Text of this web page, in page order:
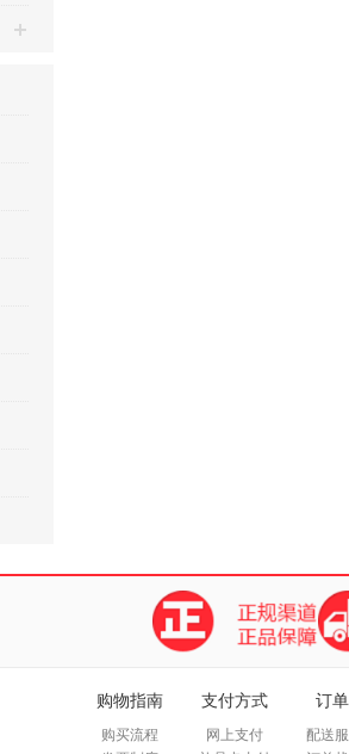
购物指南
购买流程
支付方式
网上支付
订
配送